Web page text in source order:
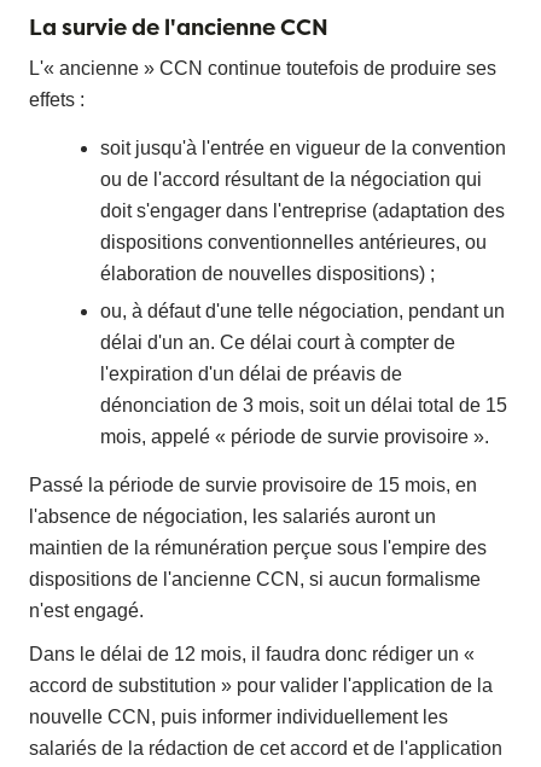
La survie de l'ancienne CCN
L'« ancienne » CCN continue toutefois de produire ses
effets :
soit jusqu'à l'entrée en vigueur de la convention
ou de l'accord résultant de la négociation qui
doit s'engager dans l'entreprise (adaptation des
dispositions conventionnelles antérieures, ou
élaboration de nouvelles dispositions) ;
ou, à défaut d'une telle négociation, pendant un
délai d'un an. Ce délai court à compter de
l'expiration d'un délai de préavis de
dénonciation de 3 mois, soit un délai total de 15
mois, appelé « période de survie provisoire ».
Passé la période de survie provisoire de 15 mois, en
l'absence de négociation, les salariés auront un
maintien de la rémunération perçue sous l'empire des
dispositions de l'ancienne CCN, si aucun formalisme
n'est engagé.
Dans le délai de 12 mois, il faudra donc rédiger un «
accord de substitution » pour valider l'application de la
nouvelle CCN, puis informer individuellement les
salariés de la rédaction de cet accord et de l'application